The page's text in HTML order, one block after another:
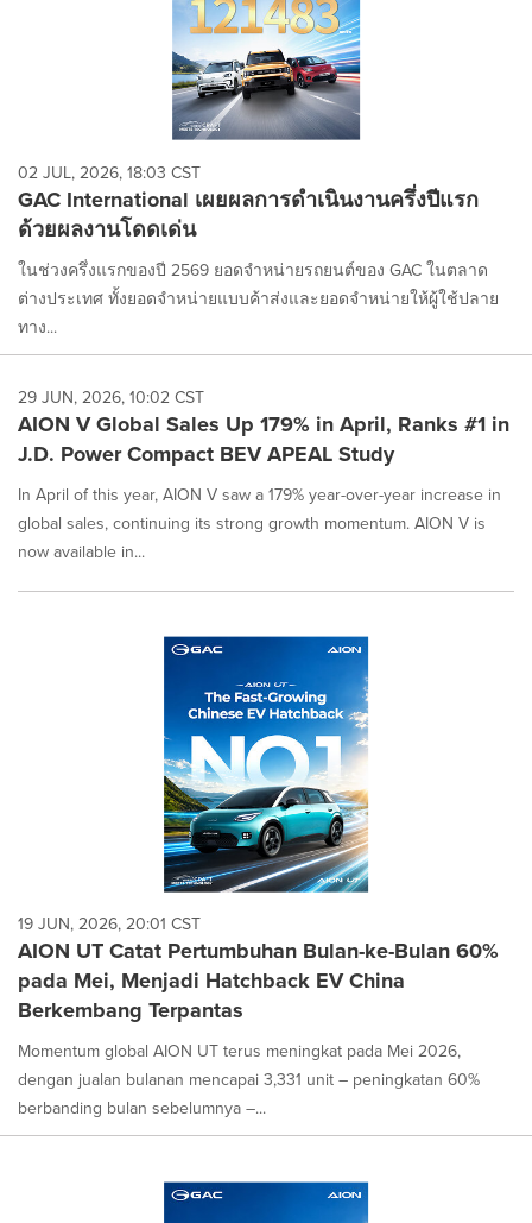
02 JUL, 2026, 18:03 CST
GAC International เผยผลการดำเนินงานครึ่งปีแรก
ด้วยผลงานโดดเด่น
ในช่วงครึ่งแรกของปี 2569 ยอดจำหน่ายรถยนต์ของ GAC ในตลาด
ต่างประเทศ ทั้งยอดจำหน่ายแบบค้าส่งและยอดจำหน่ายให้ผู้ใช้ปลาย
ทาง...
29 JUN, 2026, 10:02 CST
AION V Global Sales Up 179% in April, Ranks #1 in
J.D. Power Compact BEV APEAL Study
In April of this year, AION V saw a 179% year-over-year increase in
global sales, continuing its strong growth momentum. AION V is
now available in...
19 JUN, 2026, 20:01 CST
AION UT Catat Pertumbuhan Bulan-ke-Bulan 60%
pada Mei, Menjadi Hatchback EV China
Berkembang Terpantas
Momentum global AION UT terus meningkat pada Mei 2026,
dengan jualan bulanan mencapai 3,331 unit – peningkatan 60%
berbanding bulan sebelumnya –...